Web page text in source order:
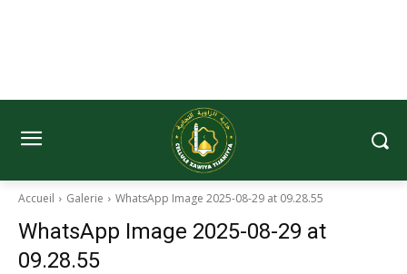
Accueil Galerie WhatsApp Image 2025-08-29 at 09.28.55
WhatsApp Image 2025-08-29 at
09.28.55